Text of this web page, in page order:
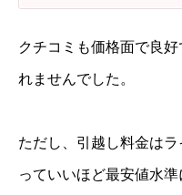
クチコミも価格面で良
れませんでした。
ただし、引越し料金は
っていいほど最安値水準